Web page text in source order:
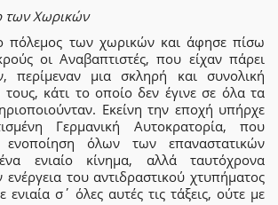
των Χωρικών
πόλεμος των χωρικών και άφησε πίσω
οι Αναβαπτιστές, που είχαν πάρει
περίμεναν μια σκληρή και συνολική
κάτι το οποίο δεν έγινε σε όλα τα
Εκείνη την εποχή υπήρχε
Γερμανική Αυτοκρατορία, που
όλων των επαναστατικών
ενιαίο κίνημα, αλλά ταυτόχρονα
ενέργεια του αντιδραστικού χτυπήματος
σ΄ όλες αυτές τις τάξεις, ούτε με